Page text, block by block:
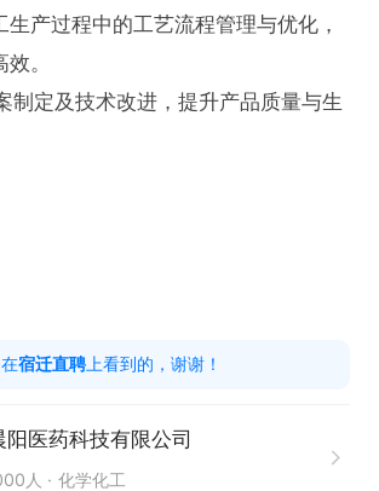
生产过程中的工艺流程管理与优化，
效。
制定及技术改进，提升产品质量与生
历，医药化工、化学工程等相关专业
化工企业工艺相关工作经验，优秀应
业素养，执行力强，能服从工作安
宿迁直聘 上看到的，谢谢！
阳医药科技有限公司
人 化学化工